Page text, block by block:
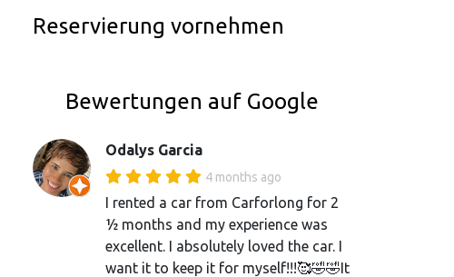
Reservierung vornehmen
Bewertungen auf Google
Odalys Garcia
4 months ago
I rented a car from Carforlong for 2
½ months and my experience was
excellent. I absolutely loved the car. I
want it to keep it for myself!!!🥰🤣🤣It